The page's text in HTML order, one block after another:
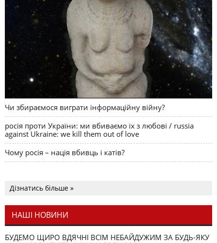
Чи збираємося виграти інформаційну війну?
росія проти України: ми вбиваємо їх з любові / russia
against Ukraine: we kill them out of love
Чому росія – нація вбивць і катів?
Дізнатись більше »
НАШІ НОВИНИ
БУДЕМО ЩИРО ВДЯЧНІ ВСІМ НЕБАЙДУЖИМ ЗА БУДЬ-ЯКУ